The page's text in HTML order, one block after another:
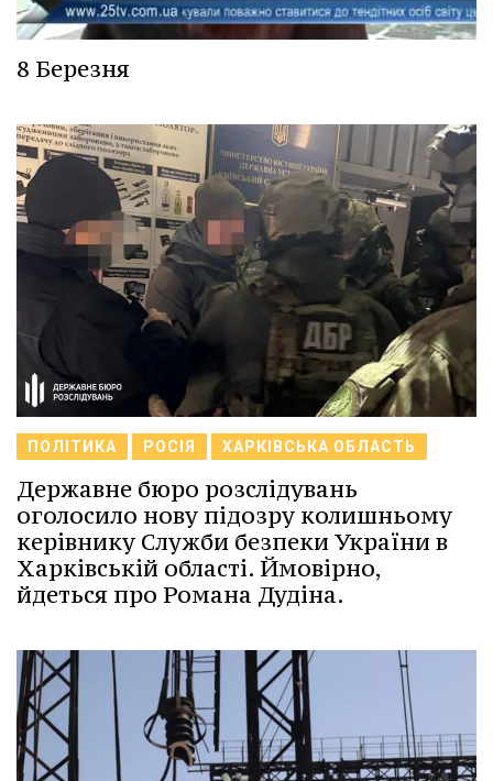
8 Березня
ПОЛІТИКА РОСІЯ ХАРКІВСЬКА ОБЛАСТЬ
Державне бюро розслідувань
оголосило нову підозру колишньому
керівнику Служби безпеки України в
Харківській області. Ймовірно,
йдеться про Романа Дудіна.